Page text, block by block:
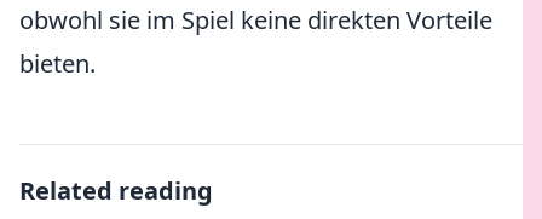
obwohl sie im Spiel keine direkten Vorteile
bieten.
Related reading